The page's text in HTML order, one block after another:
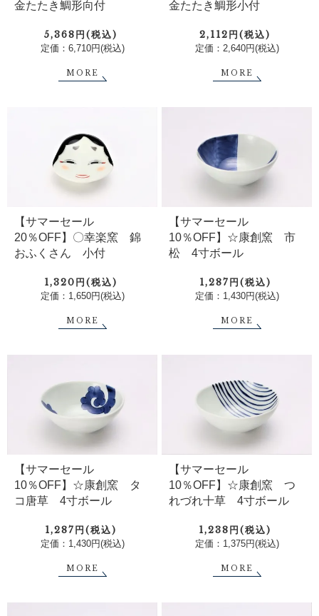
金たたき鯛形向付
5,368円(税込)
定価：6,710円(税込)
MORE
金たたき鯛形小付
2,112円(税込)
定価：2,640円(税込)
MORE
【サマーセール
20％OFF】〇幸楽窯 錦
おふくさん 小付
1,320円(税込)
定価：1,650円(税込)
MORE
【サマーセール
10％OFF】☆康創窯 市
松 4寸ボール
1,287円(税込)
定価：1,430円(税込)
MORE
【サマーセール
10％OFF】☆康創窯 タ
コ唐草 4寸ボール
1,287円(税込)
定価：1,430円(税込)
MORE
【サマーセール
10％OFF】☆康創窯 つ
れづれ十草 4寸ボール
1,238円(税込)
定価：1,375円(税込)
MORE